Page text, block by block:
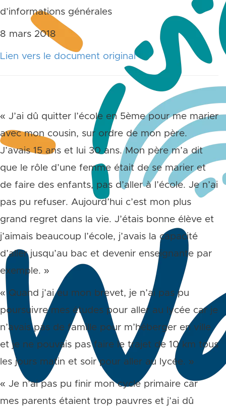
d’informations générales
8 mars 2018
Lien vers le document original
« J’ai dû quitter l’école en 5ème pour me marier
avec mon cousin, sur ordre de mon père.
J’avais 15 ans et lui 30 ans. Mon père m’a dit
que le rôle d’une femme était de se marier et
de faire des enfants, pas d’aller à l’école. Je n’ai
pas pu refuser. Aujourd’hui c’est mon plus
grand regret dans la vie. J’étais bonne élève et
j’aimais beaucoup l’école, j’avais la capacité
d’aller jusqu’au bac et devenir enseignante par
exemple. »
« Quand j’ai eu mon brevet, je n’ai pas pu
poursuivre mes études pour aller au lycée car je
n’avais pas de famille pour m’héberger en ville
et je ne pouvais pas faire le trajet de 10 km tous
les jours matin et soir pour aller au lycée. »
« Je n’ai pas pu finir mon cycle primaire car
mes parents étaient trop pauvres et j’ai dû